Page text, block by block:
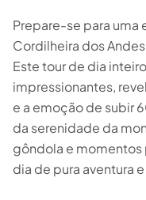
Prepare-se para uma
Cordilheira dos
Este tour de dia
impressionantes,
e a emoção de subir
da serenidade da
gôndola e
dia de pura aventura